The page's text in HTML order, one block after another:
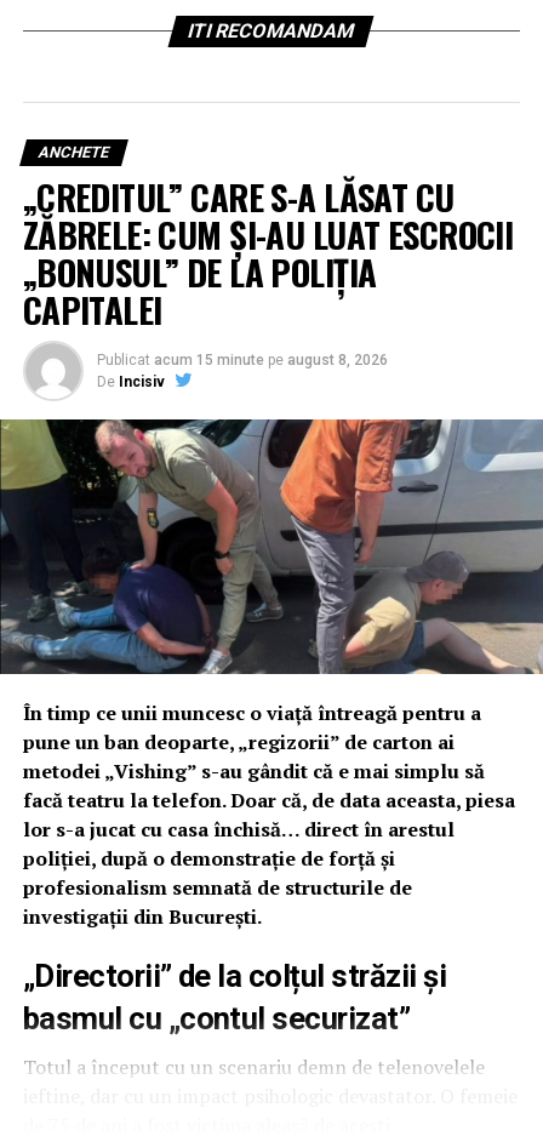
ITI RECOMANDAM
ANCHETE
„CREDITUL” CARE S-A LĂSAT CU
ZĂBRELE: CUM ȘI-AU LUAT ESCROCII
„BONUSUL” DE LA POLIȚIA
CAPITALEI
Publicat acum 15 minute pe august 8, 2026
De Incisiv
În timp ce unii muncesc o viață întreagă pentru a
pune un ban deoparte, „regizorii” de carton ai
metodei „Vishing” s-au gândit că e mai simplu să
facă teatru la telefon. Doar că, de data aceasta, piesa
lor s-a jucat cu casa închisă… direct în arestul
poliției, după o demonstrație de forță și
profesionalism semnată de structurile de
investigații din București.
„Directorii” de la colțul străzii și
basmul cu „contul securizat”
Totul a început cu un scenariu demn de telenovelele